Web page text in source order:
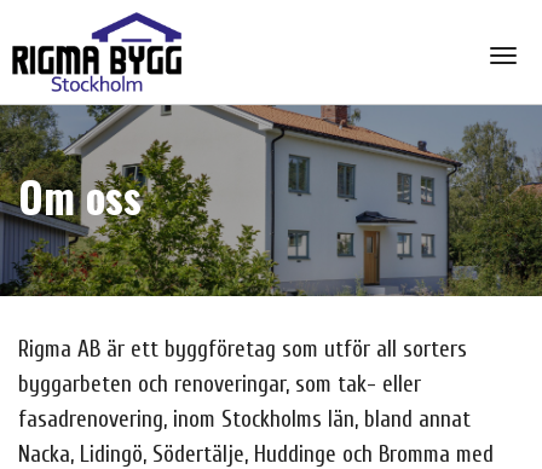
Om oss
Rigma AB är ett byggföretag som utför all sorters
byggarbeten och renoveringar, som tak- eller
fasadrenovering, inom Stockholms län, bland annat
Nacka, Lidingö, Södertälje, Huddinge och Bromma med